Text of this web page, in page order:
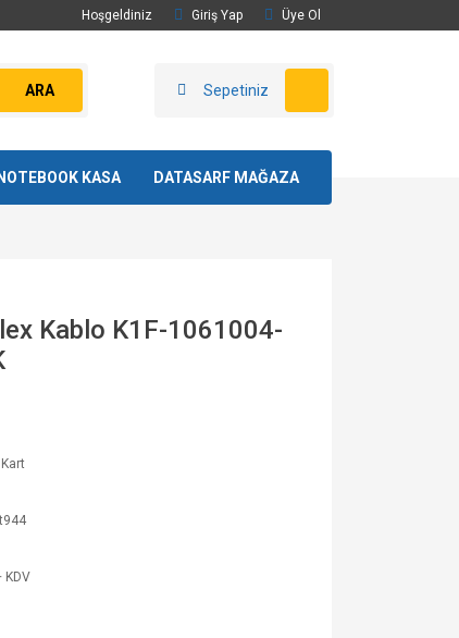
Hoşgeldiniz Giriş Yap Üye Ol
ARA Sepetiniz
KASA DATASARF MAĞAZA
Kablo K1F-1061004-
KDV